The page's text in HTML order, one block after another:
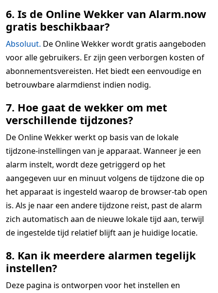
6. Is de Online Wekker van Alarm.now
gratis beschikbaar?
Absoluut. De Online Wekker wordt gratis aangeboden
voor alle gebruikers. Er zijn geen verborgen kosten of
abonnementsvereisten. Het biedt een eenvoudige en
betrouwbare alarmdienst indien nodig.
7. Hoe gaat de wekker om met
verschillende tijdzones?
De Online Wekker werkt op basis van de lokale
tijdzone-instellingen van je apparaat. Wanneer je een
alarm instelt, wordt deze getriggerd op het
aangegeven uur en minuut volgens de tijdzone die op
het apparaat is ingesteld waarop de browser-tab open
is. Als je naar een andere tijdzone reist, past de alarm
zich automatisch aan de nieuwe lokale tijd aan, terwijl
de ingestelde tijd relatief blijft aan je huidige locatie.
8. Kan ik meerdere alarmen tegelijk
instellen?
Deze pagina is ontworpen voor het instellen en